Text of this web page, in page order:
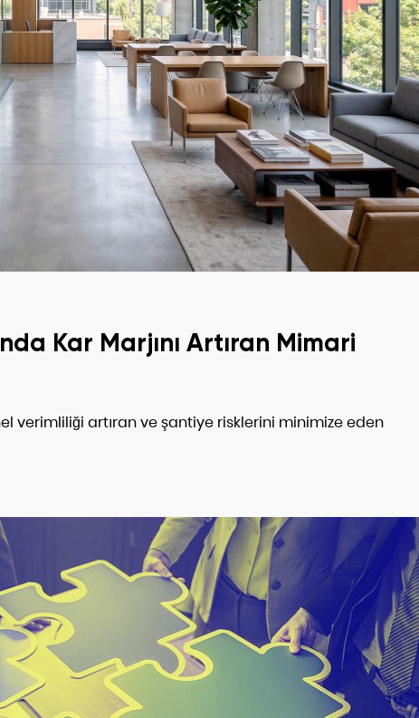
Kar Marjını Artıran Mimari
verimliliği artıran ve şantiye risklerini minimize eden